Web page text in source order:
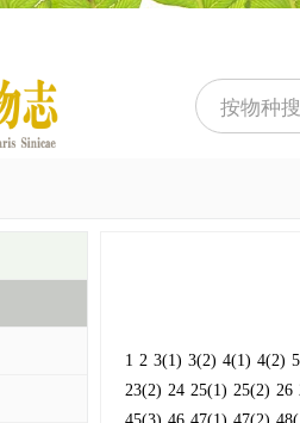
1 2 3(1) 3(2) 4(1) 4(2)
23(2) 24 25(1) 25(2) 26